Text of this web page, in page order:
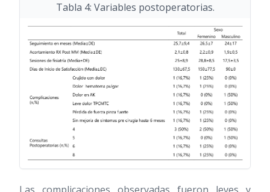
Tabla 4: Variables postoperatorias.